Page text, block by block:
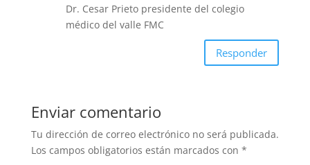
Dr. Cesar Prieto presidente del colegio
médico del valle FMC
Responder
Enviar comentario
Tu dirección de correo electrónico no será publicada.
Los campos obligatorios están marcados con *